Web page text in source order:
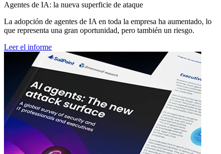
Agentes de IA: la nueva superficie de ataque
La adopción de agentes de IA en toda la empresa ha aumentado, lo
que representa una gran oportunidad, pero también un riesgo.
Leer el informe